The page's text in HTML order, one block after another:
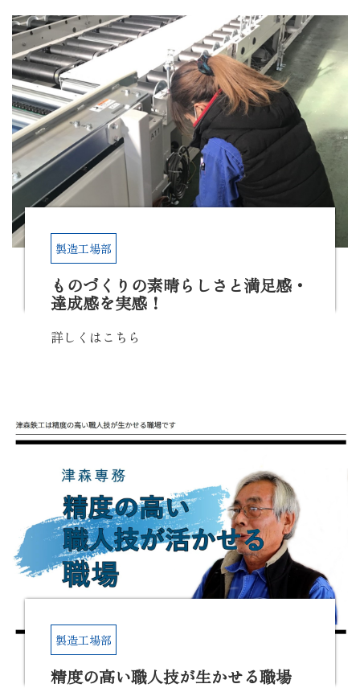
ものづくりの素晴らしさと満足感・
達成感を実感！
製造工場部
詳しくはこちら
精度の高い職人技が生かせる職場
製造工場部